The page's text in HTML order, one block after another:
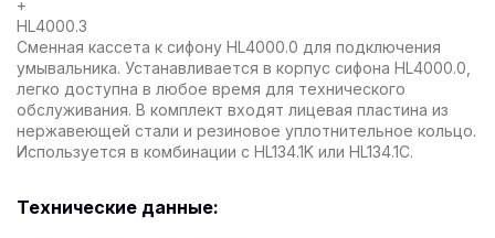
+
HL4000.3
Сменная кассета к сифону HL4000.0 для подключения
умывальника. Устанавливается в корпус сифона HL4000.0,
легко доступна в любое время для технического
обслуживания. В комплект входят лицевая пластина из
нержавеющей стали и резиновое уплотнительное кольцо.
Используется в комбинации с HL134.1K или HL134.1C.
Технические данные: